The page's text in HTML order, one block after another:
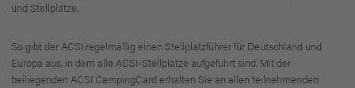
und Stellplätze.
So gibt der ACSI regelmäßig einen Stellplatzführer für Deutschland und
Europa aus, in dem alle ACSI-Stellplätze aufgeführt sind. Mit der
beiliegenden ACSI CampingCard erhalten Sie an allen teilnehmenden